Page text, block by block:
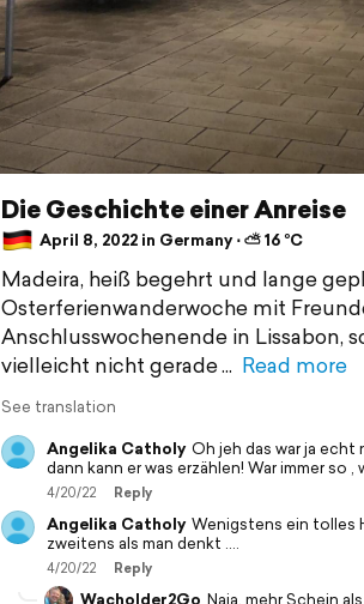
Die Geschichte einer Anreise
April 8, 2022 in Germany ⋅ ⛅ 16 °C
Madeira, heiß begehrt und lange
Osterferienwanderwoche mit
Anschlusswochenende in Lissabon,
vielleicht nicht gerade
Read more
See translation
Angelika Catholy Oh jeh das war ja
dann kann er was erzählen! War immer so ,
4/20/22 Reply
Angelika Catholy Wenigstens ein tolles
zweitens als man denkt ….
4/20/22 Reply